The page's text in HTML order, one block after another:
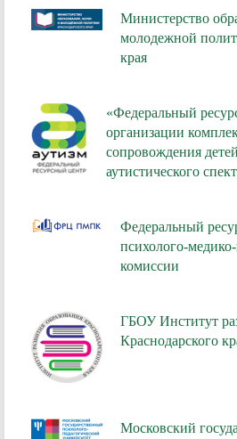
Министерство
молодежной
края
«Федеральный
организации
сопровождения
аутистического
Федеральный
психолого-
комиссии
ГБОУ Институт
Краснодарского
Московский